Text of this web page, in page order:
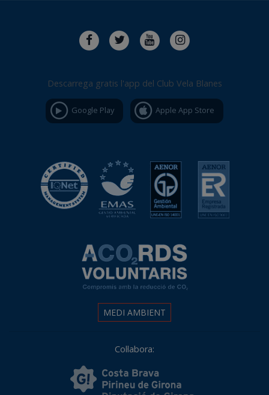
Descarrega gratis l'app del Club Vela Blanes
Google Play Apple App Store
MEDI AMBIENT
Col·labora: